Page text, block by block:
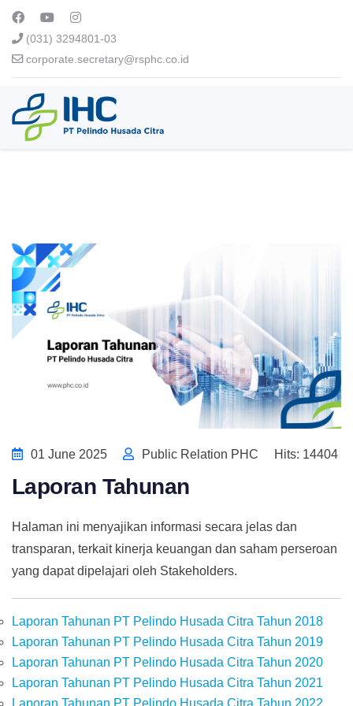
(031) 3294801-03
corporate.secretary@rsphc.co.id
01 June 2025 Public Relation PHC Hits: 14404
Laporan Tahunan
Halaman ini menyajikan informasi secara jelas dan
transparan, terkait kinerja keuangan dan saham perseroan
yang dapat dipelajari oleh Stakeholders.
Laporan Tahunan PT Pelindo Husada Citra Tahun 2018
Laporan Tahunan PT Pelindo Husada Citra Tahun 2019
Laporan Tahunan PT Pelindo Husada Citra Tahun 2020
Laporan Tahunan PT Pelindo Husada Citra Tahun 2021